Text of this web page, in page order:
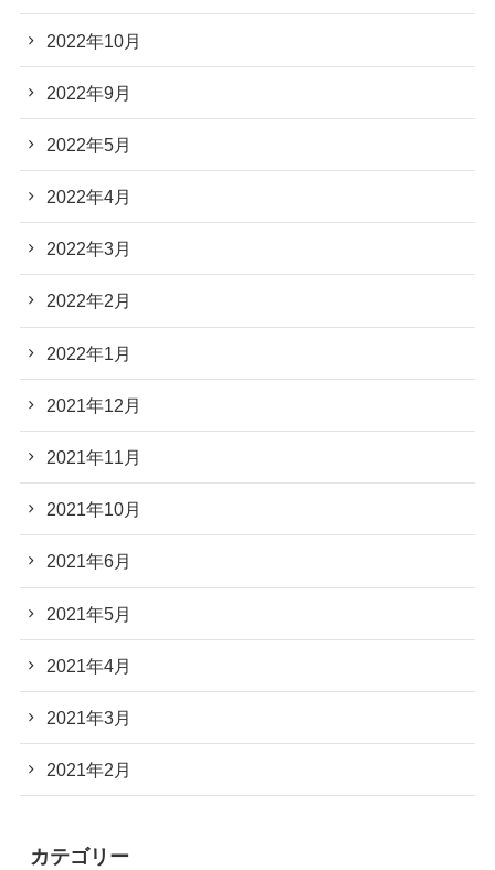
2022年10月
2022年9月
2022年5月
2022年4月
2022年3月
2022年2月
2022年1月
2021年12月
2021年11月
2021年10月
2021年6月
2021年5月
2021年4月
2021年3月
2021年2月
カテゴリー